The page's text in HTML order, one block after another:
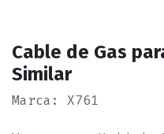
Cable de Gas
Similar
Marca: X761